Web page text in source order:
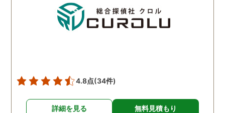
4.8点(34件)
詳細を見る 無料見積もり